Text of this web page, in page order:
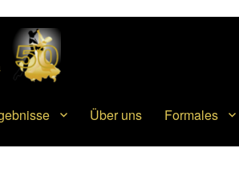
Über uns Formales